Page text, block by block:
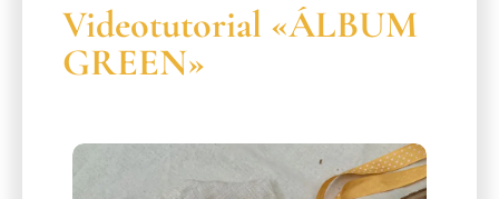
Videotutorial «ÁLBUM
GREEN»